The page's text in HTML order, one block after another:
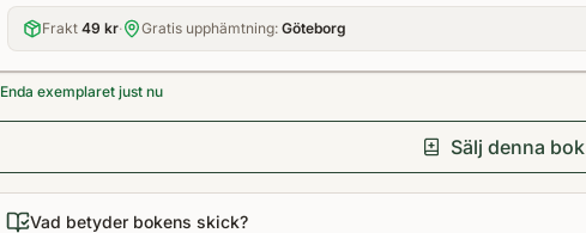
Frakt 49 kr· Gratis upphämtning: Göteborg
Enda exemplaret just nu
Sälj denna bok
Vad betyder bokens skick?